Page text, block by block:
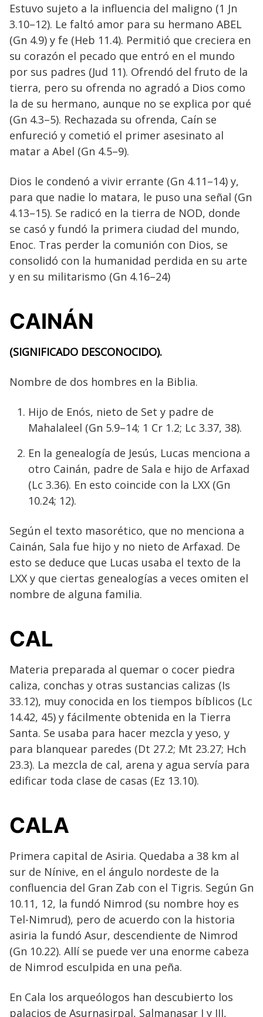
Estuvo sujeto a la influencia del maligno (1 Jn
3.10–12). Le faltó amor para su hermano ABEL
(Gn 4.9) y fe (Heb 11.4). Permitió que creciera en
su corazón el pecado que entró en el mundo
por sus padres (Jud 11). Ofrendó del fruto de la
tierra, pero su ofrenda no agradó a Dios como
la de su hermano, aunque no se explica por qué
(Gn 4.3–5). Rechazada su ofrenda, Caín se
enfureció y cometió el primer asesinato al
matar a Abel (Gn 4.5–9).
Dios le condenó a vivir errante (Gn 4.11–14) y,
para que nadie lo matara, le puso una señal (Gn
4.13–15). Se radicó en la tierra de NOD, donde
se casó y fundó la primera ciudad del mundo,
Enoc. Tras perder la comunión con Dios, se
consolidó con la humanidad perdida en su arte
y en su militarismo (Gn 4.16–24)
CAINÁN
(SIGNIFICADO DESCONOCIDO).
Nombre de dos hombres en la Biblia.
Hijo de Enós, nieto de Set y padre de
Mahalaleel (Gn 5.9–14; 1 Cr 1.2; Lc 3.37, 38).
En la genealogía de Jesús, Lucas menciona a
otro Cainán, padre de Sala e hijo de Arfaxad
(Lc 3.36). En esto coincide con la LXX (Gn
10.24; 12).
Según el texto masorético, que no menciona a
Cainán, Sala fue hijo y no nieto de Arfaxad. De
esto se deduce que Lucas usaba el texto de la
LXX y que ciertas genealogías a veces omiten el
nombre de alguna familia.
CAL
Materia preparada al quemar o cocer piedra
caliza, conchas y otras sustancias calizas (Is
33.12), muy conocida en los tiempos bíblicos (Lc
14.42, 45) y fácilmente obtenida en la Tierra
Santa. Se usaba para hacer mezcla y yeso, y
para blanquear paredes (Dt 27.2; Mt 23.27; Hch
23.3). La mezcla de cal, arena y agua servía para
edificar toda clase de casas (Ez 13.10).
CALA
Primera capital de Asiria. Quedaba a 38 km al
sur de Nínive, en el ángulo nordeste de la
confluencia del Gran Zab con el Tigris. Según Gn
10.11, 12, la fundó Nimrod (su nombre hoy es
Tel-Nimrud), pero de acuerdo con la historia
asiria la fundó Asur, descendiente de Nimrod
(Gn 10.22). Allí se puede ver una enorme cabeza
de Nimrod esculpida en una peña.
En Cala los arqueólogos han descubierto los
palacios de Asurnasirpal, Salmanasar I y III,